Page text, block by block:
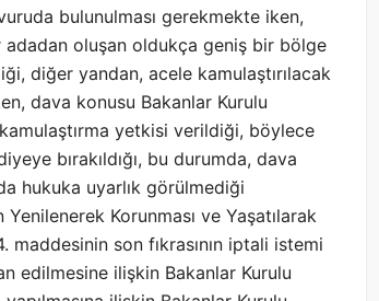
bulunulması gerekmekte iken,
adadan oluşan oldukça geniş bir bölge
diğer yandan, acele kamulaştırılacak
dava konusu Bakanlar Kurulu
yetkisi verildiği, böylece
bırakıldığı, bu durumda, dava
hukuka uyarlık görülmediği
Korunması ve Yaşatılarak
maddesinin son fıkrasının iptali istemi
edilmesine ilişkin Bakanlar Kurulu